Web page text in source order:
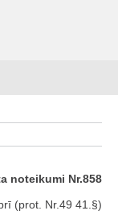
noteikumi Nr.858
(prot. Nr.49 41.§)